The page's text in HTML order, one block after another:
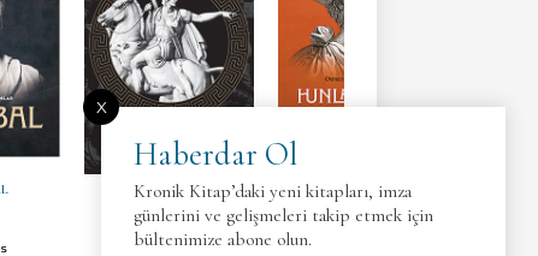
HANNIBAL
PATRICK N. HUNT
HUNLAR HAKANI ATTİLA
Haberdar Ol
Kronik Kitap’daki yeni kitapları, imza
günlerini ve gelişmeleri takip etmek için
bültenimize abone olun.
X